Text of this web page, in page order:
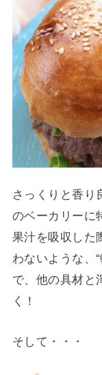
さっくりと香り
のベーカリーに
果汁を吸収した
わないような、
で、他の具材と
く！
そして・・・